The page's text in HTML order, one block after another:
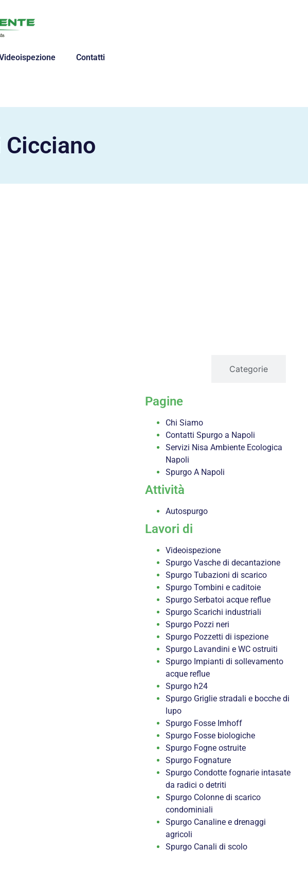
Contatti
Categorie
Pagine
Chi Siamo
Contatti Spurgo a Napoli
Servizi Nisa Ambiente Ecologica
Napoli
Spurgo A Napoli
Attività
Autospurgo
Lavori di
Videoispezione
Spurgo Vasche di decantazione
Spurgo Tubazioni di scarico
Spurgo Tombini e caditoie
Spurgo Serbatoi acque reflue
Spurgo Scarichi industriali
Spurgo Pozzi neri
Spurgo Pozzetti di ispezione
Spurgo Lavandini e WC ostruiti
Spurgo Impianti di sollevamento
acque reflue
Spurgo h24
Spurgo Griglie stradali e bocche di
lupo
Spurgo Fosse Imhoff
Spurgo Fosse biologiche
Spurgo Fogne ostruite
Spurgo Fognature
Spurgo Condotte fognarie intasate
da radici o detriti
Spurgo Colonne di scarico
condominiali
Spurgo Canaline e drenaggi
agricoli
Spurgo Canali di scolo